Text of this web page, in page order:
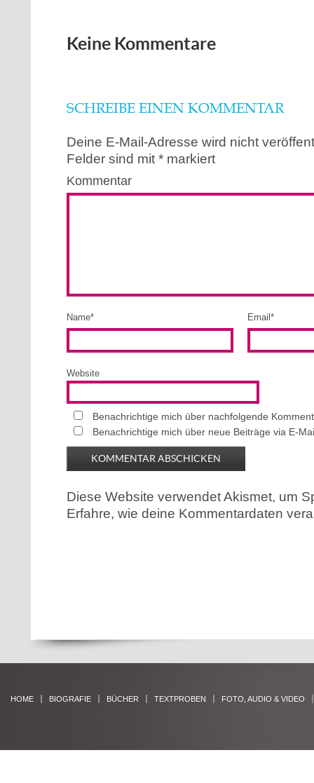
Keine Kommentare
SCHREIBE EINEN KOMMENTAR
Deine E-Mail-Adresse wird nicht
Felder sind mit * markiert
Kommentar
Name* Email *
Website
Benachrichtige mich über nachfolgende
Benachrichtige mich über neue Beiträge via E-
Diese Website verwendet Akismet, um
Erfahre, wie deine Kommentardaten
HOME BIOGRAFIE BÜCHER TEXTPROBEN FOTO, AUDIO & VIDEO